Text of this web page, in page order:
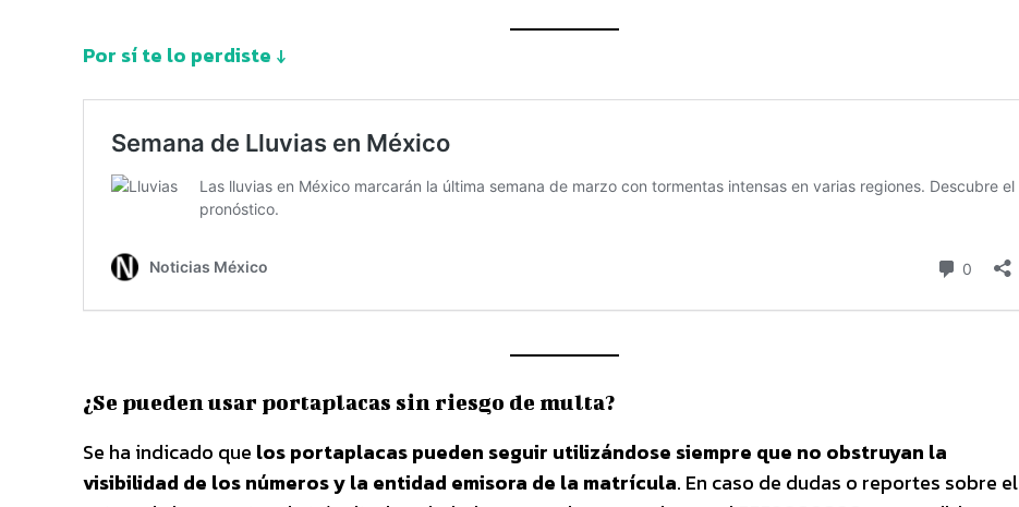
Por sí te lo perdiste ↓
¿Se pueden usar portaplacas sin riesgo de multa?
Se ha indicado que los portaplacas pueden seguir utilizándose siempre que no obstruyan la
visibilidad de los números y la entidad emisora de la matrícula. En caso de dudas o reportes sobre el